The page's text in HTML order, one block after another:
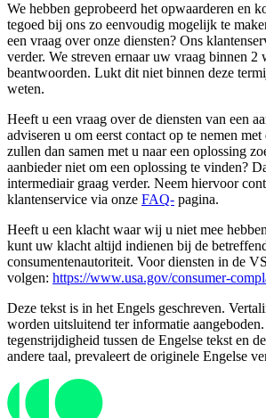
We hebben geprobeerd het opwaarderen en
tegoed bij ons zo eenvoudig mogelijk te
een vraag over onze diensten? Ons
verder. We streven ernaar uw vraag binnen 2
beantwoorden. Lukt dit niet binnen deze
weten.
Heeft u een vraag over de diensten van een
adviseren u om eerst contact op te nemen
zullen dan samen met u naar een oplossing
aanbieder niet om een ​​oplossing te vinden?
intermediair graag verder. Neem hiervoor
klantenservice via onze FAQ- pagina.
Heeft u een klacht waar wij u niet mee
kunt uw klacht altijd indienen bij de
consumentenautoriteit. Voor diensten in de
volgen: https://www.usa.gov/consumer-
Deze tekst is in het Engels geschreven.
worden uitsluitend ter informatie
tegenstrijdigheid tussen de Engelse tekst en
andere taal, prevaleert de originele Engelse